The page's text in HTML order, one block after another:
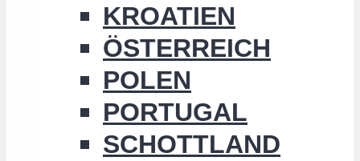
KROATIEN
ÖSTERREICH
POLEN
PORTUGAL
SCHOTTLAND